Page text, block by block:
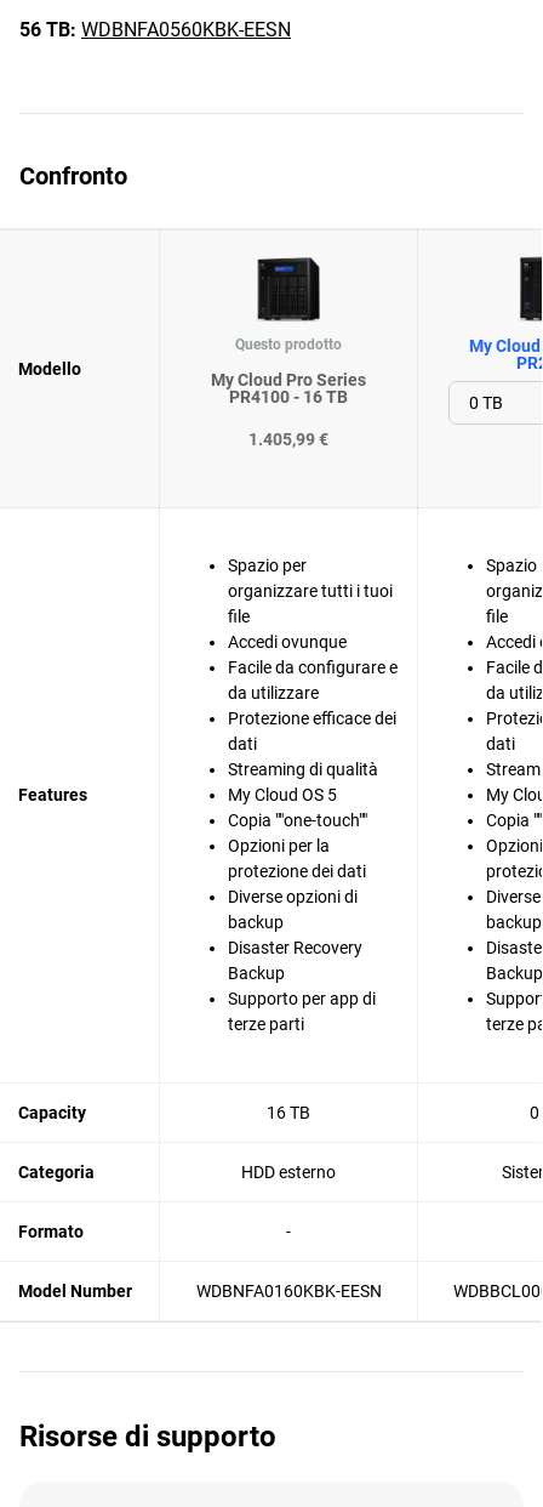
56 TB: WDBNFA0560KBK-EESN
Confronto
Modello
Questo prodotto
My Cloud Pro Series
PR4100 - 16 TB
1.405,99 €
My
Features
Spazio per
organizzare tutti i tuoi
file
Accedi ovunque
Facile da configurare e
da utilizzare
Protezione efficace dei
dati
Streaming di qualità
My Cloud OS 5
Copia ""one-touch""
Opzioni per la
protezione dei dati
Diverse opzioni di
backup
Disaster Recovery
Backup
Supporto per app di
terze parti
Spazio
file
Accedi
Facile
da
dati
My
Copia
backup
Backup
terze
Capacity 16 TB 0
Categoria HDD esterno
Formato -
Model Number WDBNFA0160KBK-EESN
Risorse di supporto